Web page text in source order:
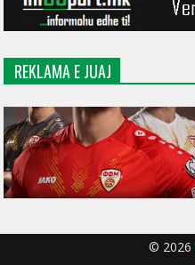
REKLAMA E JUAJ
© 2026